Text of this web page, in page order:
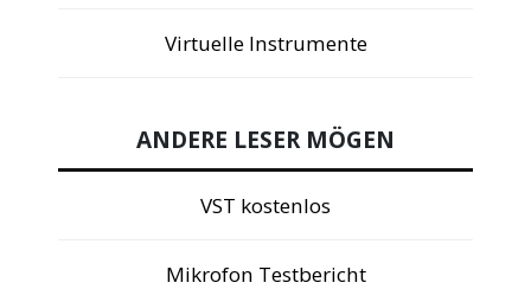
Virtuelle Instrumente
ANDERE LESER MÖGEN
VST kostenlos
Mikrofon Testbericht